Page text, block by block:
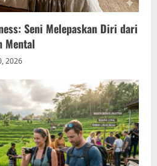
Seni Melepaskan Diri dari
Mental
2026